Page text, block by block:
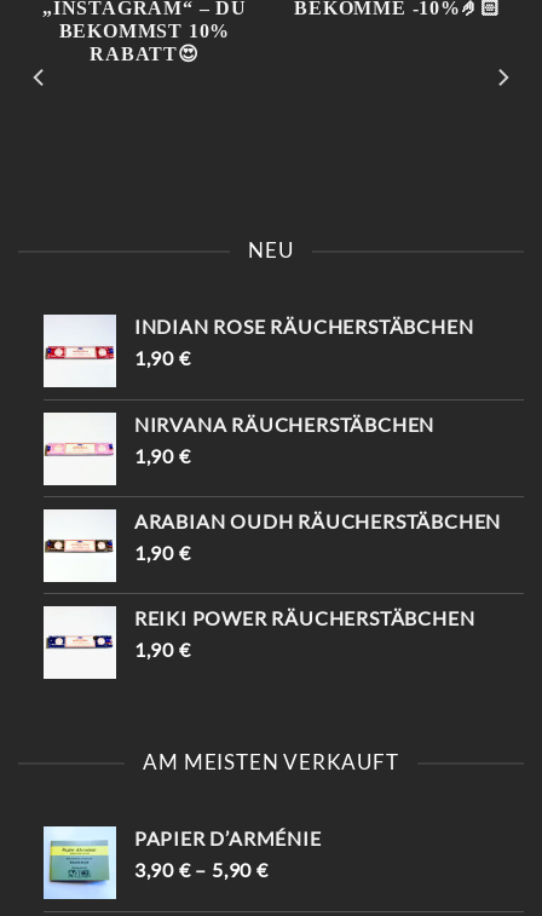
EINFACH „INSTAGRAM“ –
NEU
INDIAN ROSE RÄUCHERSTÄBCHEN
1,90 €
NIRVANA RÄUCHERSTÄBCHEN
1,90 €
ARABIAN OUDH RÄUCHERSTÄBCHEN
1,90 €
REIKI POWER RÄUCHERSTÄBCHEN
1,90 €
AM MEISTEN VERKAUFT
PAPIER D’ARMÉNIE
3,90 €– 5,90€